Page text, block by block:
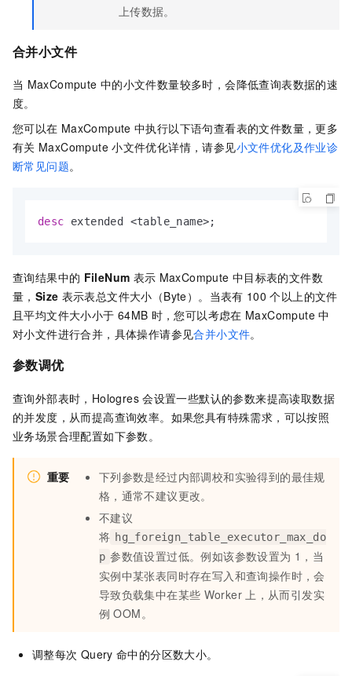
上传数据。
合并小文件
当 MaxCompute 中的小文件数量较多时，会降低查询表数据的速
度。
您可以在 MaxCompute 中执行以下语句查看表的文件数量，更多
有关 MaxCompute 小文件优化详情，请参见小文件优化及作业诊
断常见问题。
desc extended <table_name>;
查询结果中的 FileNum 表示 MaxCompute 中目标表的文件数
量， Size 表示表总文件大小（Byte）。当表有 100 个以上的文件
且平均文件大小小于 64MB 时，您可以考虑在 MaxCompute 中
对小文件进行合并 ，具体操作请参见合并小文件。
参数调优
查询外部表时，Hologres 会设置一些默认的参数来提高读取数据
的并发度，从而提高查询效率。如果您具有特殊需求，可以按照
业务场景合理配置如下参数。
重要
下列参数是经过内部调校和实验得到的最佳规
格，通常不建议更改。
不建议
将 hg_foreign_table_executor_max_do
p 参数值设置过低。例如该参数设置为 1，当
实例中某张表同时存在写入和查询操作时，会
导致负载集中在某些 Worker 上，从而引发实
例 OOM。
调整每次 Query 命中的分区数大小。